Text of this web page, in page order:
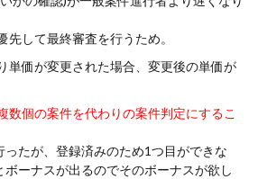
して最終審査を行うため。
単価が変更された場合、変更後の単価が
数個の案件を代わりの案件判定にするこ
たが、登録済みのため1つ目ができな
ーナスが出るのでそのボーナスが欲し